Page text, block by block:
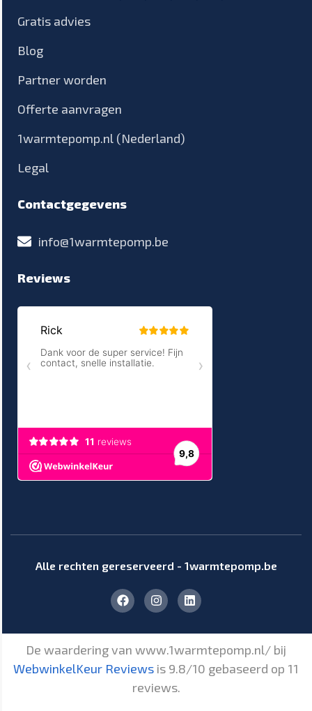
Gratis advies
Blog
Partner worden
Offerte aanvragen
1warmtepomp.nl (Nederland)
Legal
Contactgegevens
info@1warmtepomp.be
Reviews
Alle rechten gereserveerd - 1warmtepomp.be
De waardering van www.1warmtepomp.nl/ bij
WebwinkelKeur Reviews is 9.8/10 gebaseerd op 11
reviews.